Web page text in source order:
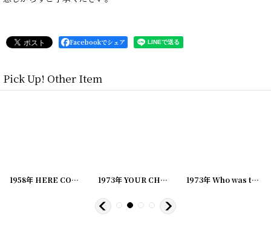
Facebookでシェア
Pick Up! Other Item
[20221220-2] [ 20221220-16] [
1958年 HERE COMES, SNOOPY PEANUTS スヌーピー ビンテージコミック 1973年 YOUR CHOICE, SNOOPY PEANUTS スヌーピー ビンテージコミック 1973年 Who was that dog I saw you with,Charlie Brown? SNOOPY PEANUTS スヌーピー ビンテージコミック